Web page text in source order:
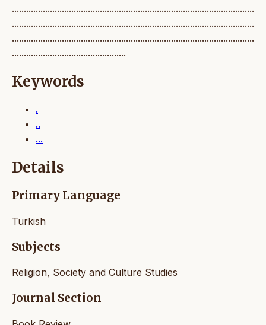
......................................................................................................
......................................................................................................
......................................................................................................
................................................
Keywords
.
..
...
Details
Primary Language
Turkish
Subjects
Religion, Society and Culture Studies
Journal Section